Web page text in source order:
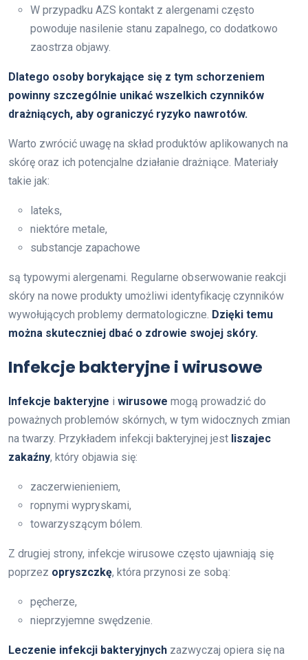
W przypadku AZS kontakt z alergenami często
powoduje nasilenie stanu zapalnego, co dodatkowo
zaostrza objawy.
Dlatego osoby borykające się z tym schorzeniem
powinny szczególnie unikać wszelkich czynników
drażniących, aby ograniczyć ryzyko nawrotów.
Warto zwrócić uwagę na skład produktów aplikowanych na
skórę oraz ich potencjalne działanie drażniące. Materiały
takie jak:
lateks,
niektóre metale,
substancje zapachowe
są typowymi alergenami. Regularne obserwowanie reakcji
skóry na nowe produkty umożliwi identyfikację czynników
wywołujących problemy dermatologiczne. Dzięki temu
można skuteczniej dbać o zdrowie swojej skóry.
Infekcje bakteryjne i wirusowe
Infekcje bakteryjne i wirusowe mogą prowadzić do
poważnych problemów skórnych, w tym widocznych zmian
na twarzy. Przykładem infekcji bakteryjnej jest liszajec
zakaźny, który objawia się:
zaczerwienieniem,
ropnymi wypryskami,
towarzyszącym bólem.
Z drugiej strony, infekcje wirusowe często ujawniają się
poprzez opryszczkę, która przynosi ze sobą:
pęcherze,
nieprzyjemne swędzenie.
Leczenie infekcji bakteryjnych zazwyczaj opiera się na